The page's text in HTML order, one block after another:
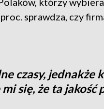
sprawdza, czy
czasy, jednakże
się, że ta jakość